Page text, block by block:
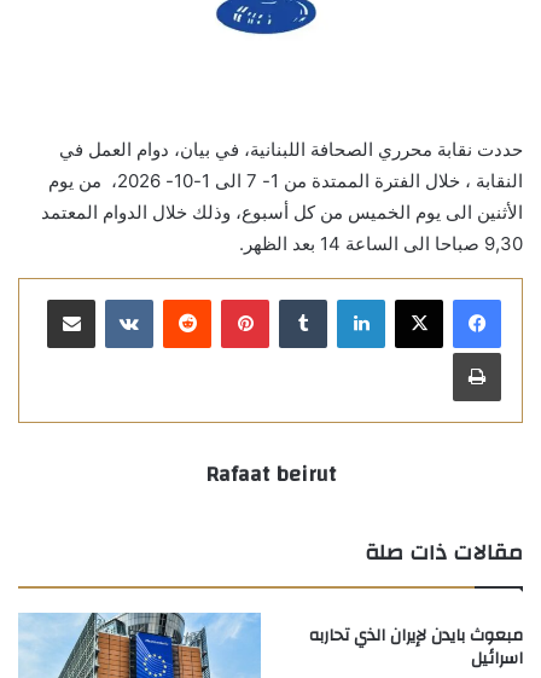
حددت نقابة محرري الصحافة اللبنانية، في بيان، دوام العمل في
النقابة ، خلال الفترة الممتدة من 1- 7 الى 1-10- 2026، من يوم
الأثنين الى يوم الخميس من كل أسبوع، وذلك خلال الدوام المعتمد
9,30 صباحا الى الساعة 14 بعد الظهر.
لينكدإن بينتيريست مشاركة عبر البريد
طباعة
Rafaat beirut
مقالات ذات صلة
مبعوث بايدن لإيران الذي تحاربه
اسرائيل